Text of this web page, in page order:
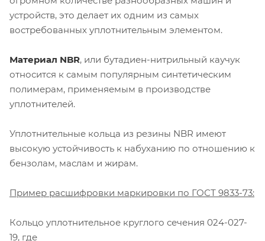
устройств, это делает их одним из самых
востребованных уплотнительным элементом.
Материал NBR, или бутадиен-нитрильный каучук
относится к самым популярным синтетическим
полимерам, применяемым в производстве
уплотнителей.
Уплотнительные кольца из резины NBR имеют
высокую устойчивость к набуханию по отношению к
бензолам, маслам и жирам.
Пример расшифровки маркировки по ГОСТ 9833-73:
Кольцо уплотнительное круглого сечения 024-027-
19, где